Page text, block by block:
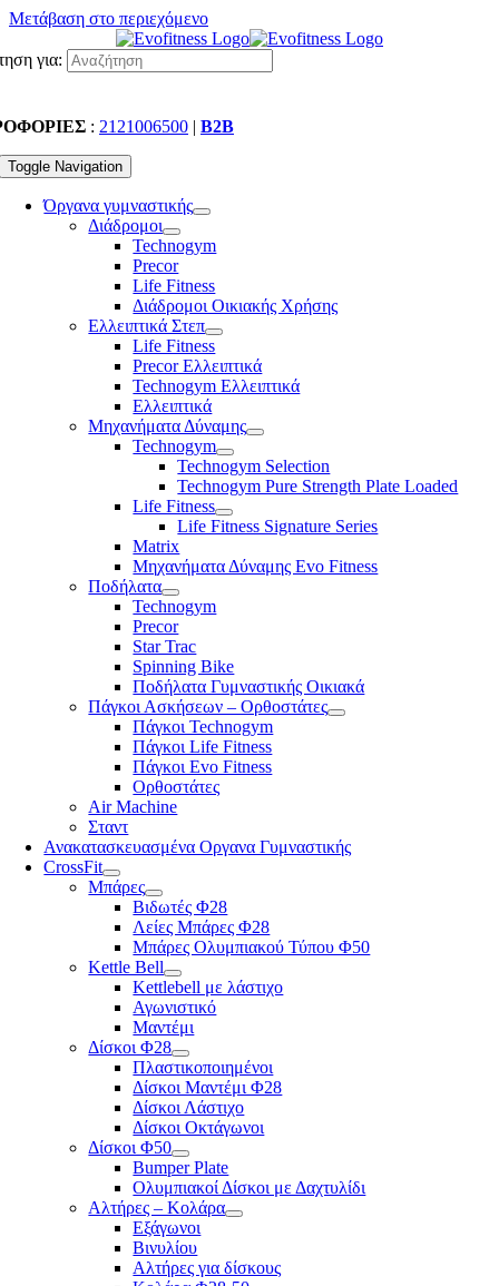
Μετάβαση στο περιεχόμενο
για:
: 2121006500 | B2B
Toggle Navigation
Όργανα γυμναστικής
Διάδρομοι
Technogym
Precor
Life Fitness
Διάδρομοι Οικιακής Χρήσης
Ελλειπτικά Στεπ
Life Fitness
Precor Ελλειπτικά
Technogym Ελλειπτικά
Ελλειπτικά
Μηχανήματα Δύναμης
Technogym
Technogym Selection
Technogym Pure Strength Plate Loaded
Life Fitness
Life Fitness Signature Series
Matrix
Μηχανήματα Δύναμης Evo Fitness
Ποδήλατα
Technogym
Precor
Star Trac
Spinning Bike
Ποδήλατα Γυμναστικής Οικιακά
Πάγκοι Ασκήσεων – Ορθοστάτες
Πάγκοι Technogym
Πάγκοι Life Fitness
Πάγκοι Evo Fitness
Ορθοστάτες
Air Machine
Σταντ
Ανακατασκευασμένα Οργανα Γυμναστικής
CrossFit
Μπάρες
Βιδωτές Φ28
Λείες Μπάρες Φ28
Μπάρες Ολυμπιακού Τύπου Φ50
Kettle Bell
Kettlebell με λάστιχο
Αγωνιστικό
Μαντέμι
Δίσκοι Φ28
Πλαστικοποιημένοι
Δίσκοι Μαντέμι Φ28
Δίσκοι Λάστιχο
Δίσκοι Οκτάγωνοι
Δίσκοι Φ50
Bumper Plate
Ολυμπιακοί Δίσκοι με Δαχτυλίδι
Αλτήρες – Κολάρα
Εξάγωνοι
Βινυλίου
Αλτήρες για δίσκους